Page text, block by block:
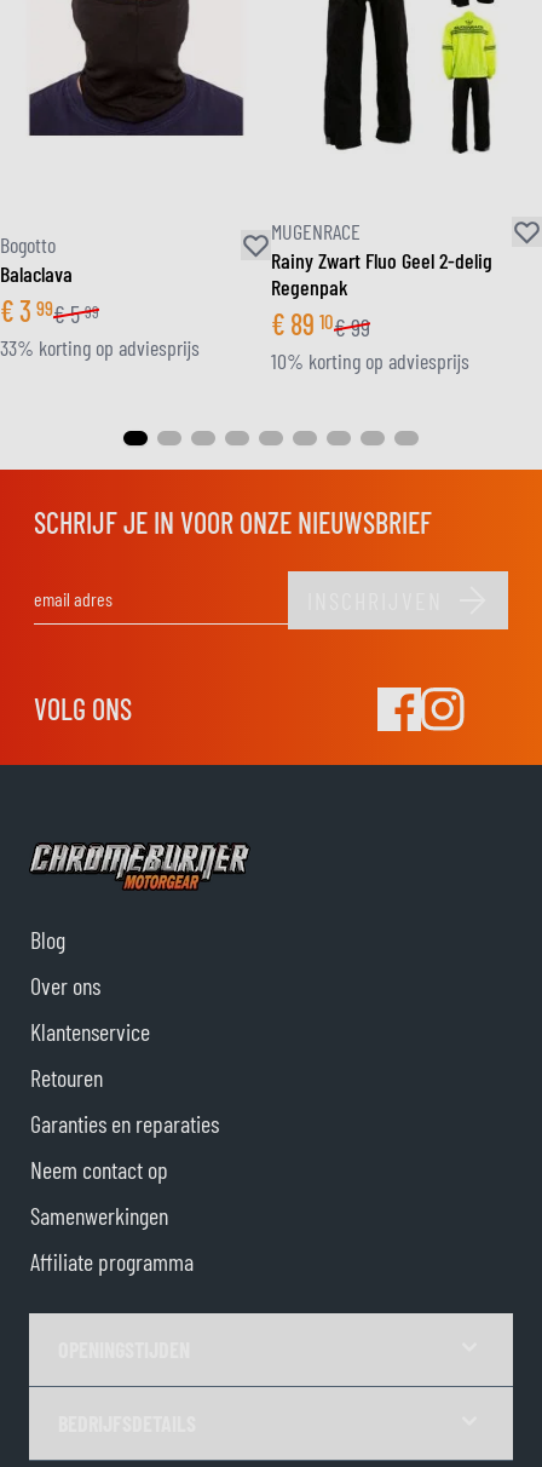
Bogotto
Balaclava
€3 99€5 99
33% korting op adviesprijs
MUGENRACE
Rainy Zwart Fluo Geel 2-delig
Regenpak
€ 89 10€99
10% korting op adviesprijs
SCHRIJF JE IN VOOR ONZE NIEUWSBRIEF
VOLG ONS
Blog
Over ons
Klantenservice
Retouren
Garanties en reparaties
Neem contact op
Samenwerkingen
Affiliate programma